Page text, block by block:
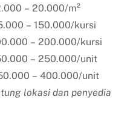
– 20.000/m²
– 150.000/kursi
– 200.000/kursi
– 250.000/unit
– 400.000/unit
lokasi dan penyedia